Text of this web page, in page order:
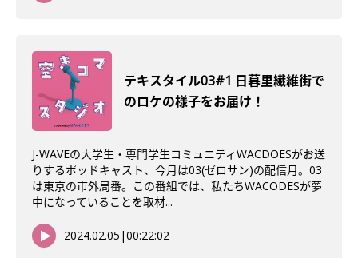
テキスタイル03#1 日暮里繊維街で
のロケの様子をお届け！
J-WAVEの大学生・専門学生コミュニティWACDOESがお送
りするポッドキャスト、今月は03(ゼロサン)の配信月。03
は東京の市外局番。この番組では、私たちWACODESが夢
中になっていることを取材...
2024.02.05 |00:22:02